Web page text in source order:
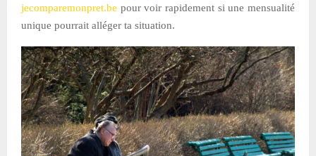
jecomparemonpret.be pour voir rapidement si une mensualité
unique pourrait alléger ta situation.